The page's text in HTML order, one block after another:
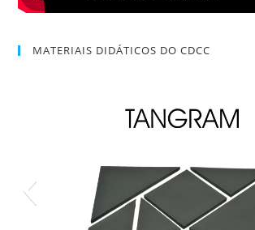
MATERIAIS DIDÁTICOS DO CDCC